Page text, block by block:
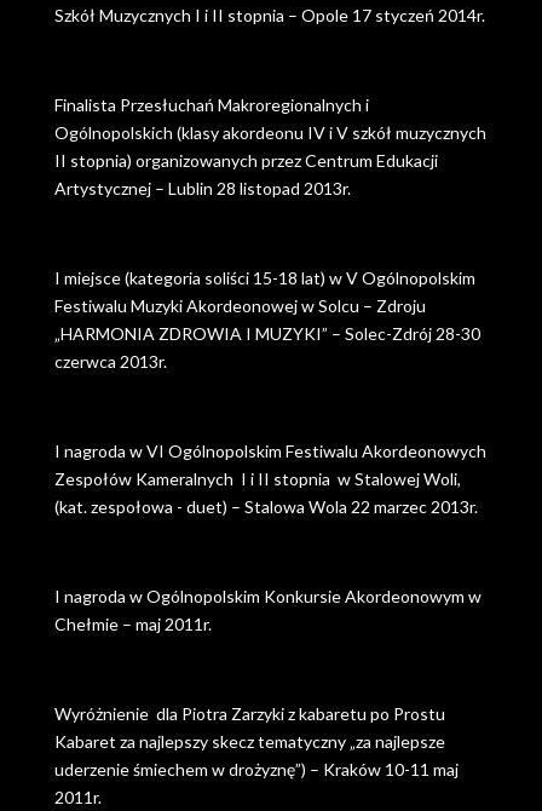
Szkół Muzycznych I i II stopnia – Opole 17 styczeń 2014r.
Finalista Przesłuchań Makroregionalnych i
Ogólnopolskich (klasy akordeonu IV i V szkół muzycznych
II stopnia) organizowanych przez Centrum Edukacji
Artystycznej – Lublin 28 listopad 2013r.
I miejsce (kategoria soliści 15-18 lat) w V Ogólnopolskim
Festiwalu Muzyki Akordeonowej w Solcu – Zdroju
„HARMONIA ZDROWIA I MUZYKI” – Solec-Zdrój 28-30
czerwca 2013r.
I nagroda w VI Ogólnopolskim Festiwalu Akordeonowych
Zespołów Kameralnych I i II stopnia w Stalowej Woli,
(kat. zespołowa - duet) – Stalowa Wola 22 marzec 2013r.
I nagroda w Ogólnopolskim Konkursie Akordeonowym w
Chełmie – maj 2011r.
Wyróżnienie dla Piotra Zarzyki z kabaretu po Prostu
Kabaret za najlepszy skecz tematyczny „za najlepsze
uderzenie śmiechem w drożyznę”) – Kraków 10-11 maj
2011r.